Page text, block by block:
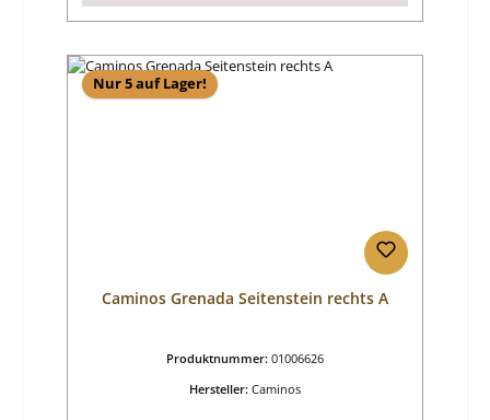
Nur 5 auf Lager!
Caminos Grenada Seitenstein rechts A
Produktnummer: 01006626
Hersteller: Caminos